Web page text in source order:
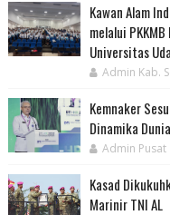
Kawan Alam
melalui
Universitas
Admin Kab.
Kemnaker
Dinamika
Admin Pusat
Kasad
Marinir TNI AL